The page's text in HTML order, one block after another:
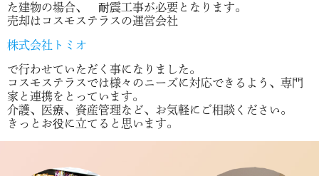
た建物の場合、 耐震工事が必要となります。
売却はコスモステラスの運営会社
株式会社トミオ
で行わせていただく事になりました。
コスモステラスでは様々のニーズに対応できるよう、専門
家と連携をとっています。
介護、医療、資産管理など、お気軽にご相談ください。
きっとお役に立てると思います。